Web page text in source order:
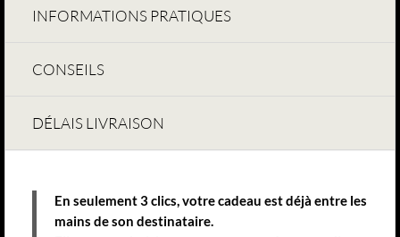
INFORMATIONS PRATIQUES
CONSEILS
DÉLAIS LIVRAISON
En seulement 3 clics, votre cadeau est déjà entre les
mains de son destinataire.